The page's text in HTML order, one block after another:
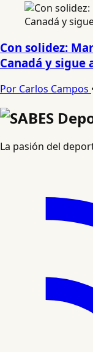
Con solidez:
Canadá y sigue
Por Carlos Campos
La pasión del